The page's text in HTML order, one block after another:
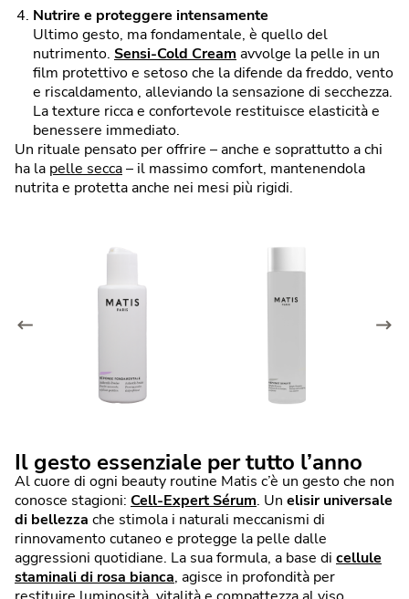
Nutrire e proteggere intensamente
Ultimo gesto, ma fondamentale, è quello del
nutrimento. Sensi-Cold Cream avvolge la pelle in un
film protettivo e setoso che la difende da freddo, vento
e riscaldamento, alleviando la sensazione di secchezza.
La texture ricca e confortevole restituisce elasticità e
benessere immediato.
Un rituale pensato per offrire – anche e soprattutto a chi
ha la pelle secca– il massimo comfort, mantenendola
nutrita e protetta anche nei mesi più rigidi.
Il gesto essenziale per tutto l’anno
Al cuore di ogni beauty routine Matis c’è un gesto che non
conosce stagioni: Cell-Expert Sérum. Un elisir universale
di bellezza che stimola i naturali meccanismi di
rinnovamento cutaneo e protegge la pelle dalle
aggressioni quotidiane. La sua formula, a base di cellule
staminali di rosa bianca, agisce in profondità per